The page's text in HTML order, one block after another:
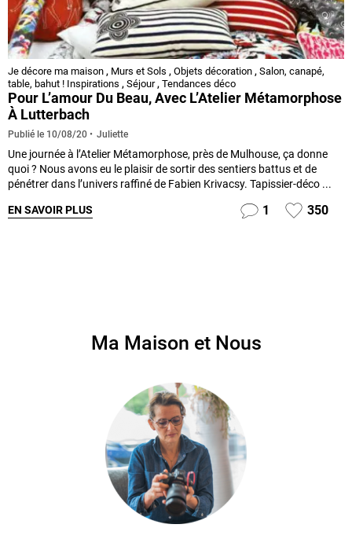
Je décore ma maison , Murs et Sols , Objets décoration , Salon, canapé,
table, bahut ! Inspirations , Séjour, Tendances déco
Pour L’amour Du Beau, Avec L’Atelier Métamorphose
À Lutterbach
Publié le 10/08/20 Juliette
Une journée à l’Atelier Métamorphose, près de Mulhouse, ça donne
quoi ? Nous avons eu le plaisir de sortir des sentiers battus et de
pénétrer dans l’univers raffiné de Fabien Krivacsy. Tapissier-déco ...
EN SAVOIR PLUS 1 350
Ma Maison et Nous